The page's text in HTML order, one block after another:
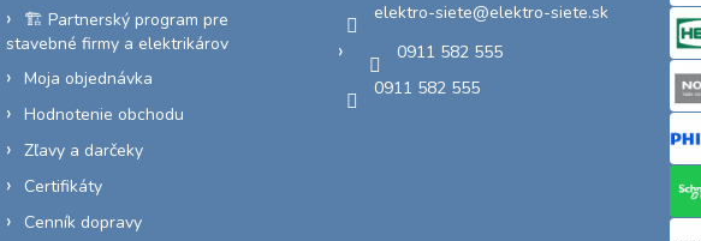
🏗️ Partnerský program pre
stavebné firmy a elektrikárov
Moja objednávka
Hodnotenie obchodu
Zľavy a darčeky
Certifikáty
Cenník dopravy
elektro-siete@elektro-siete.sk
0911 582 555
0911 582 555